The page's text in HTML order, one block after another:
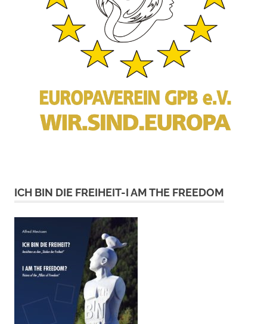
ICH BIN DIE FREIHEIT-I AM THE FREEDOM